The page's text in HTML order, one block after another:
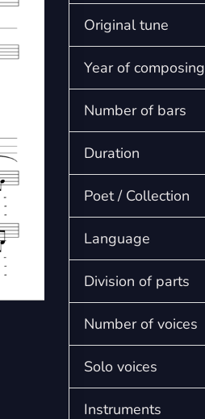
Original tune
Year of composing
Number of bars
Duration
Poet / Collection
Language
Division of parts
Number of voices
Solo voices
Instruments